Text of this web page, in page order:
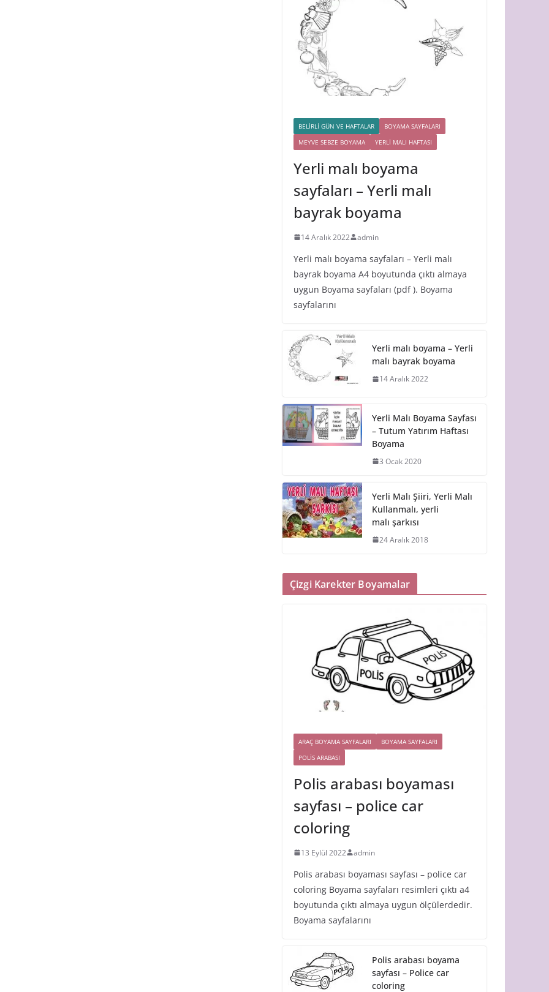
BELİRLİ GÜN VE HAFTALAR
BOYAMA SAYFALARI
MEYVE SEBZE BOYAMA
YERLİ MALI HAFTASI
Yerli malı boyama
sayfaları – Yerli malı
bayrak boyama
14 Aralık 2022 admin
Yerli malı boyama sayfaları – Yerli malı
bayrak boyama A4 boyutunda çıktı almaya
uygun Boyama sayfaları (pdf ). Boyama
sayfalarını
Yerli malı boyama – Yerli
malı bayrak boyama
14 Aralık 2022
Yerli Malı Boyama Sayfası
– Tutum Yatırım Haftası
Boyama
3 Ocak 2020
Yerli Malı Şiiri, Yerli Malı
Kullanmalı, yerli
malı şarkısı
24 Aralık 2018
Çizgi Karekter Boyamalar
ARAÇ BOYAMA SAYFALARI
BOYAMA SAYFALARI
POLIS ARABASI
Polis arabası boyaması
sayfası – police car
coloring
13 Eylül 2022 admin
Polis arabası boyaması sayfası – police car
coloring Boyama sayfaları resimleri çıktı a4
boyutunda çıktı almaya uygun ölçülerdedir.
Boyama sayfalarını
Polis arabası boyama
sayfası – Police car
coloring